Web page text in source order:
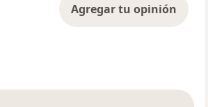
Agregar tu opinión